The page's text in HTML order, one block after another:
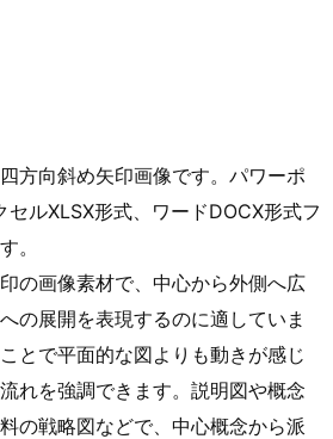
方向斜め矢印画像です。パワーポ
セルXLSX形式、ワードDOCX形式フ
。
の画像素材で、中心から外側へ広
の展開を表現するのに適していま
とで平面的な図よりも動きが感じ
れを強調できます。説明図や概念
の戦略図などで、中心概念から派